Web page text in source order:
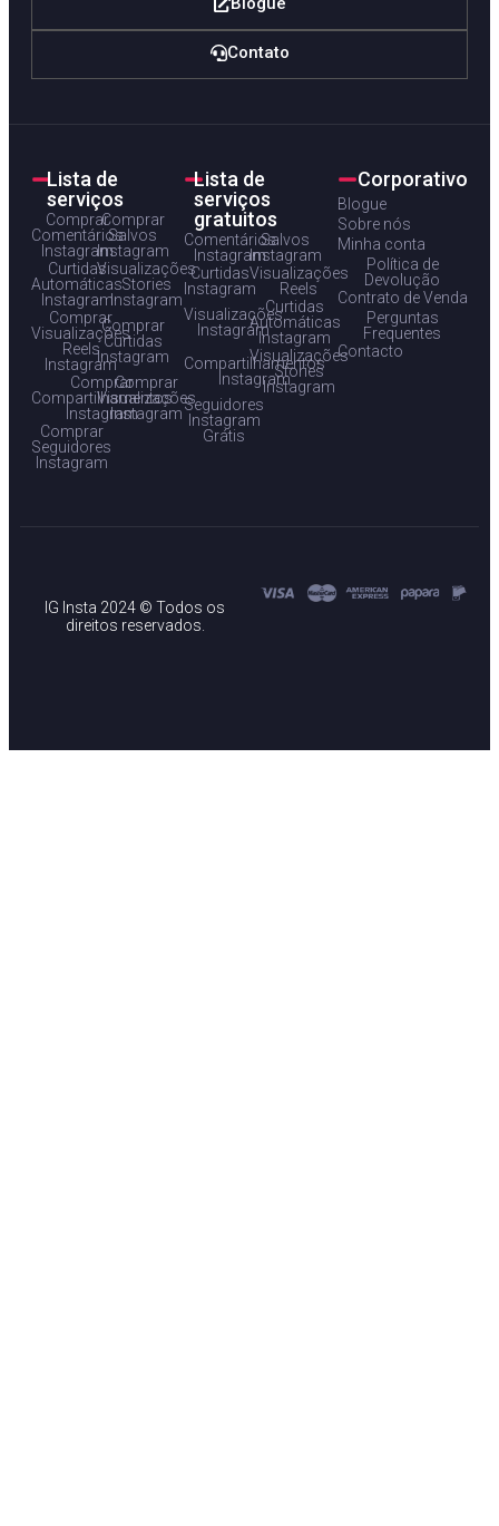
Contato
Lista de
serviços
Comprar
Comentários
Instagram
Comprar
Salvos
Instagram
Curtidas
Automáticas
Instagram
Visualizações
Stories
Instagram
Comprar
Visualizações
Reels
Instagram
Comprar
Curtidas
Instagram
Comprar
Compartilhamentos
Instagram
Comprar
Visualizações
Instagram
Comprar
Seguidores
Instagram
Lista de
serviços
gratuitos
Comentários
Instagram
Salvos
Instagram
Curtidas
Instagram
Visualizações
Reels
Visualizações
Instagram
Curtidas
Automáticas
Instagram
Compartilhamentos
Instagram
Visualizações
Stories
Instagram
Seguidores
Instagram
Grátis
Corporativo
Blogue
Sobre nós
Minha conta
Política de
Devolução
Contrato de Venda
Perguntas
Frequentes
Contacto
IG Insta 2024 © Todos os
direitos reservados.